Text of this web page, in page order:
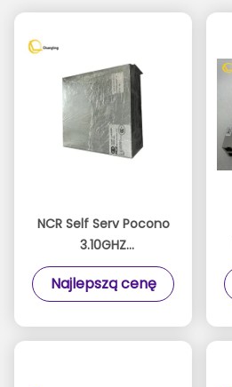
NCR Self Serv Pocono
3.10GHZ
Czterordzeniowa
klatka procesora
0727829
Najlepszą cenę